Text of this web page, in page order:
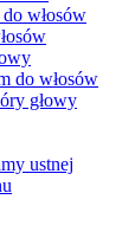
włosów
do włosów
głowy
ustnej